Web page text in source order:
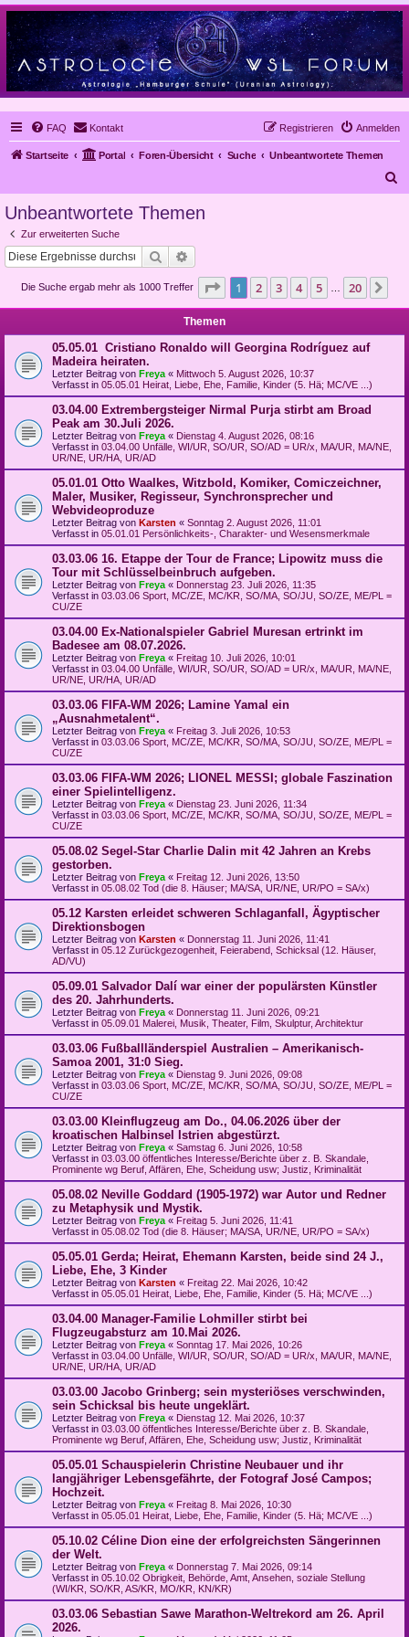
FAQ Kontakt Anmelden
Registrieren
Startseite Portal Foren-Übersicht Suche
Unbeantwortete Themen
Unbeantwortete Themen
Zur erweiterten Suche
Suche
Die Suche ergab mehr als 1000 Treffer Seite 1von 20
1 2 3 4 5 20
Themen
05.05.01 Cristiano Ronaldo will Georgina Rodríguez auf
Madeira heiraten.
Letzter Beitrag von Freya « Mittwoch 5. August 2026, 10:37
Verfasst in 05.05.01 Heirat, Liebe, Ehe, Familie, Kinder (5. Hä; MC/VE ...)
03.04.00 Extrembergsteiger Nirmal Purja stirbt am Broad
Peak am 30.Juli 2026.
Letzter Beitrag von Freya « Dienstag 4. August 2026, 08:16
Verfasst in 03.04.00 Unfälle, WI/UR, SO/UR, SO/AD = UR/x, MA/UR, MA/NE,
UR/NE, UR/HA, UR/AD
05.01.01 Otto Waalkes, Witzbold, Komiker, Comiczeichner,
Maler, Musiker, Regisseur, Synchronsprecher und
Webvideoproduze
Letzter Beitrag von Karsten « Sonntag 2. August 2026, 11:01
Verfasst in 05.01.01 Persönlichkeits-, Charakter- und Wesensmerkmale
03.03.06 16. Etappe der Tour de France; Lipowitz muss die
Tour mit Schlüsselbeinbruch aufgeben.
Letzter Beitrag von Freya « Donnerstag 23. Juli 2026, 11:35
Verfasst in 03.03.06 Sport, MC/ZE, MC/KR, SO/MA, SO/JU, SO/ZE, ME/PL =
CU/ZE
03.04.00 Ex-Nationalspieler Gabriel Muresan ertrinkt im
Badesee am 08.07.2026.
Letzter Beitrag von Freya « Freitag 10. Juli 2026, 10:01
Verfasst in 03.04.00 Unfälle, WI/UR, SO/UR, SO/AD = UR/x, MA/UR, MA/NE,
UR/NE, UR/HA, UR/AD
03.03.06 FIFA-WM 2026; Lamine Yamal ein
„Ausnahmetalent“.
Letzter Beitrag von Freya « Freitag 3. Juli 2026, 10:53
Verfasst in 03.03.06 Sport, MC/ZE, MC/KR, SO/MA, SO/JU, SO/ZE, ME/PL =
CU/ZE
03.03.06 FIFA-WM 2026; LIONEL MESSI; globale Faszination
einer Spielintelligenz.
Letzter Beitrag von Freya « Dienstag 23. Juni 2026, 11:34
Verfasst in 03.03.06 Sport, MC/ZE, MC/KR, SO/MA, SO/JU, SO/ZE, ME/PL =
CU/ZE
05.08.02 Segel-Star Charlie Dalin mit 42 Jahren an Krebs
gestorben.
Letzter Beitrag von Freya « Freitag 12. Juni 2026, 13:50
Verfasst in 05.08.02 Tod (die 8. Häuser; MA/SA, UR/NE, UR/PO = SA/x)
05.12 Karsten erleidet schweren Schlaganfall, Ägyptischer
Direktionsbogen
Letzter Beitrag von Karsten « Donnerstag 11. Juni 2026, 11:41
Verfasst in 05.12 Zurückgezogenheit, Feierabend, Schicksal (12. Häuser,
AD/VU)
05.09.01 Salvador Dalí war einer der populärsten Künstler
des 20. Jahrhunderts.
Letzter Beitrag von Freya « Donnerstag 11. Juni 2026, 09:21
Verfasst in 05.09.01 Malerei, Musik, Theater, Film, Skulptur, Architektur
03.03.06 Fußballländerspiel Australien – Amerikanisch-
Samoa 2001, 31:0 Sieg.
Letzter Beitrag von Freya « Dienstag 9. Juni 2026, 09:08
Verfasst in 03.03.06 Sport, MC/ZE, MC/KR, SO/MA, SO/JU, SO/ZE, ME/PL =
CU/ZE
03.03.00 Kleinflugzeug am Do., 04.06.2026 über der
kroatischen Halbinsel Istrien abgestürzt.
Letzter Beitrag von Freya « Samstag 6. Juni 2026, 10:58
Verfasst in 03.03.00 öffentliches Interesse/Berichte über z. B. Skandale,
Prominente wg Beruf, Affären, Ehe, Scheidung usw; Justiz, Kriminalität
05.08.02 Neville Goddard (1905-1972) war Autor und Redner
zu Metaphysik und Mystik.
Letzter Beitrag von Freya « Freitag 5. Juni 2026, 11:41
Verfasst in 05.08.02 Tod (die 8. Häuser; MA/SA, UR/NE, UR/PO = SA/x)
05.05.01 Gerda; Heirat, Ehemann Karsten, beide sind 24 J.,
Liebe, Ehe, 3 Kinder
Letzter Beitrag von Karsten « Freitag 22. Mai 2026, 10:42
Verfasst in 05.05.01 Heirat, Liebe, Ehe, Familie, Kinder (5. Hä; MC/VE ...)
03.04.00 Manager-Familie Lohmiller stirbt bei
Flugzeugabsturz am 10.Mai 2026.
Letzter Beitrag von Freya « Sonntag 17. Mai 2026, 10:26
Verfasst in 03.04.00 Unfälle, WI/UR, SO/UR, SO/AD = UR/x, MA/UR, MA/NE,
UR/NE, UR/HA, UR/AD
03.03.00 Jacobo Grinberg; sein mysteriöses verschwinden,
sein Schicksal bis heute ungeklärt.
Letzter Beitrag von Freya « Dienstag 12. Mai 2026, 10:37
Verfasst in 03.03.00 öffentliches Interesse/Berichte über z. B. Skandale,
Prominente wg Beruf, Affären, Ehe, Scheidung usw; Justiz, Kriminalität
05.05.01 Schauspielerin Christine Neubauer und ihr
langjähriger Lebensgefährte, der Fotograf José Campos;
Hochzeit.
Letzter Beitrag von Freya « Freitag 8. Mai 2026, 10:30
Verfasst in 05.05.01 Heirat, Liebe, Ehe, Familie, Kinder (5. Hä; MC/VE ...)
05.10.02 Céline Dion eine der erfolgreichsten Sängerinnen
der Welt.
Letzter Beitrag von Freya « Donnerstag 7. Mai 2026, 09:14
Verfasst in 05.10.02 Obrigkeit, Behörde, Amt, Ansehen, soziale Stellung
(WI/KR, SO/KR, AS/KR, MO/KR, KN/KR)
03.03.06 Sebastian Sawe Marathon-Weltrekord am 26. April
2026.